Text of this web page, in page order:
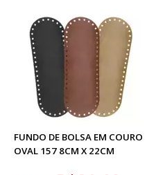
FUNDO DE BOLSA EM COURO
OVAL 157 8CM X 22CM